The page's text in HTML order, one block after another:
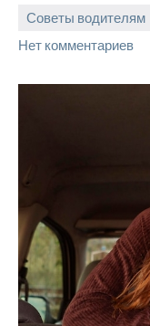
Советы водителям
Нет комментариев